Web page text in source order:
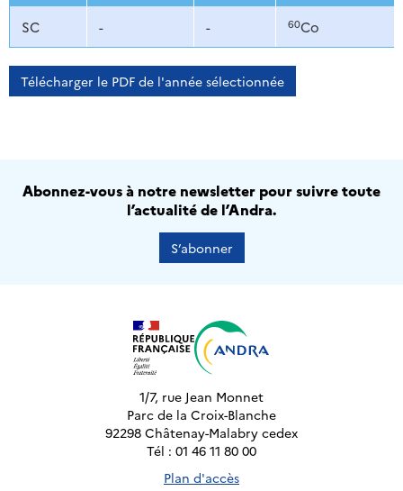
SC - - 60Co
Télécharger le PDF de l'année sélectionnée
Abonnez-vous à notre newsletter pour suivre toute
l’actualité de l’Andra.
S’abonner
1/7, rue Jean Monnet
Parc de la Croix-Blanche
92298 Châtenay-Malabry cedex
Tél : 01 46 11 80 00
Plan d'accès